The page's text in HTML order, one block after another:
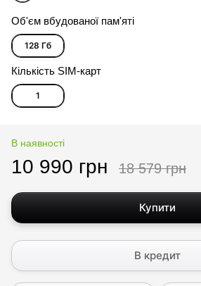
Об'єм вбудованої пам'яті
128 Гб
Кількість SIM-карт
1
В наявності
10 990 грн 18 579 грн
Купити
В кредит